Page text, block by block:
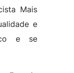
Mais
e
e se